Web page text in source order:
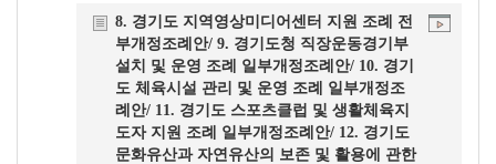
8. 경기도 지역영상미디어센터 지원 조례 전
부개정조례안/ 9. 경기도청 직장운동경기부
설치 및 운영 조례 일부개정조례안/ 10. 경기
도 체육시설 관리 및 운영 조례 일부개정조
례안/ 11. 경기도 스포츠클럽 및 생활체육지
도자 지원 조례 일부개정조례안/ 12. 경기도
문화유산과 자연유산의 보존 및 활용에 관한